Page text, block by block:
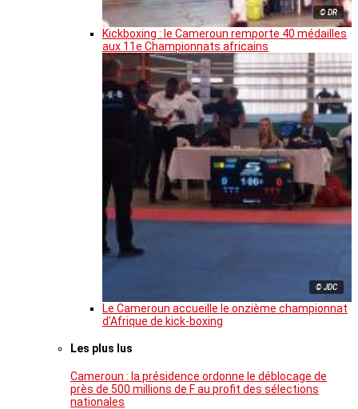
© DR
Kickboxing : le Cameroun remporte 40 médailles
aux 11e Championnats africains
© JDC
Le Cameroun accueille le onzième championnat
d’Afrique de kick-boxing
Les plus lus
Cameroun : la présidence ordonne le déblocage de
près de 500 millions de F au profit des sélections
nationales